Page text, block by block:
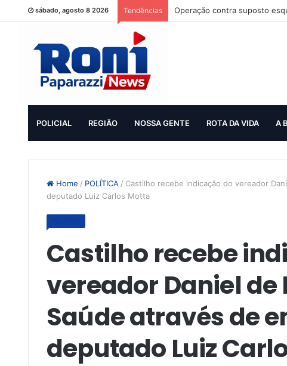
sábado, agosto 8 2026 Tendências Operação contra suposto
POLICIAL REGIÃO NOSSA GENTE ROTA DA VIDA A
Home / POLÍTICA / Castilho recebe indicação do vereador
deputado Luiz Carlos Motta
Castilho recebe
vereador Daniel de
Saúde através de
deputado Luiz